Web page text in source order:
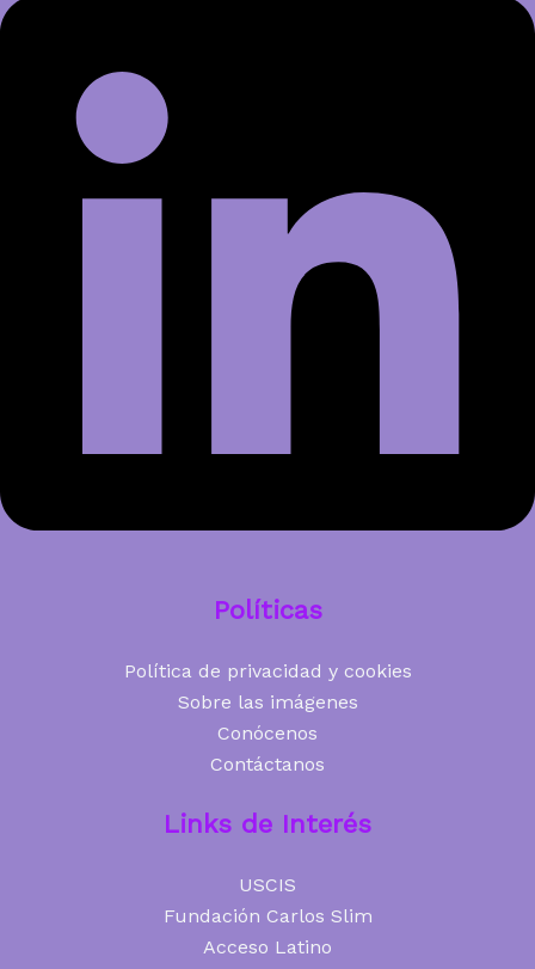
Políticas
Política de privacidad y cookies
Sobre las imágenes
Conócenos
Contáctanos
Links de Interés
USCIS
Fundación Carlos Slim
Acceso Latino